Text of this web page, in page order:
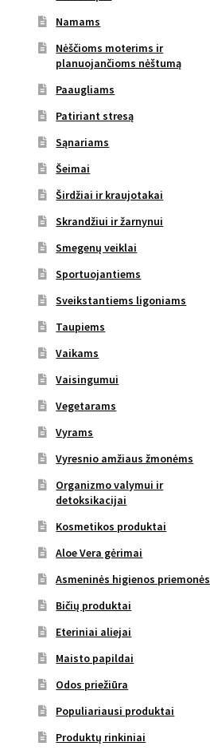
Namams
Nėščioms moterims ir
planuojančioms nėštumą
Paaugliams
Patiriant stresą
Sąnariams
Šeimai
Širdžiai ir kraujotakai
Skrandžiui ir žarnynui
Smegenų veiklai
Sportuojantiems
Sveikstantiems ligoniams
Taupiems
Vaikams
Vaisingumui
Vegetarams
Vyrams
Vyresnio amžiaus žmonėms
Organizmo valymui ir
detoksikacijai
Kosmetikos produktai
Aloe Vera gėrimai
Asmeninės higienos priemonės
Bičių produktai
Eteriniai aliejai
Maisto papildai
Odos priežiūra
Populiariausi produktai
Produktų rinkiniai